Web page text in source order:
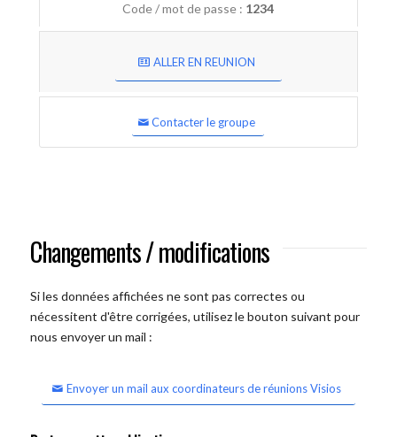
Code / mot de passe : 1234
ALLER EN REUNION
Contacter le groupe
Changements / modifications
Si les données affichées ne sont pas correctes ou
nécessitent d'être corrigées, utilisez le bouton suivant pour
nous envoyer un mail :
Envoyer un mail aux coordinateurs de réunions Visios